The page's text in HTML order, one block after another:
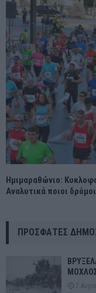
Ημιμαραθώνιο:
Αναλυτικά ποιοι
ΠΡΌΣΦΑΤΕΣ
7